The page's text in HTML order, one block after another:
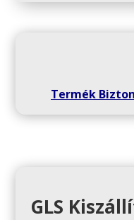
Termék
GLS